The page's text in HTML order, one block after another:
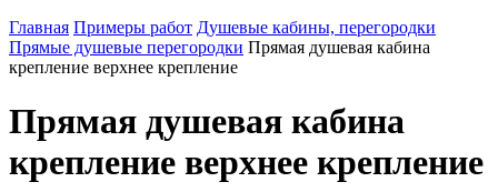
Главная Примеры работ Душевые кабины, перегородки
Прямые душевые перегородки Прямая душевая кабина
крепление верхнее крепление
Прямая душевая кабина
крепление верхнее крепление